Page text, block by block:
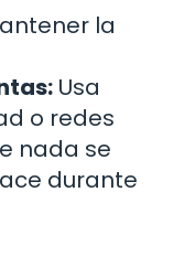
la
Usa
o redes
nada se
durante